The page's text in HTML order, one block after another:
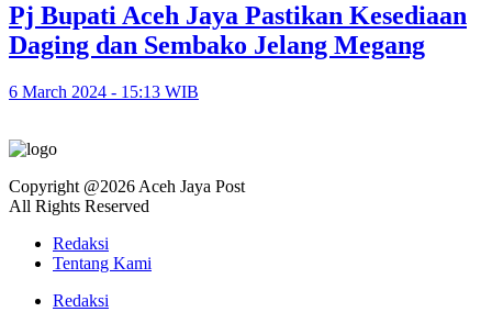
Pj Bupati Aceh Jaya Pastikan Kesediaan
Daging dan Sembako Jelang Megang
6 March 2024 - 15:13 WIB
Copyright @2026 Aceh Jaya Post
All Rights Reserved
Redaksi
Tentang Kami
Redaksi